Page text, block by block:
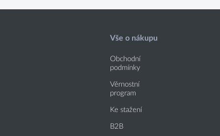
Vše o nákupu
Obchodní
podmínky
Věrnostní
program
Ke stažení
B2B